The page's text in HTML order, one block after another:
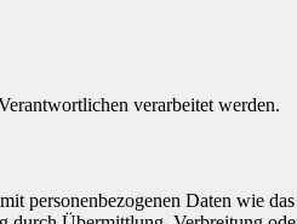
verarbeitet werden.
personenbezogenen Daten wie